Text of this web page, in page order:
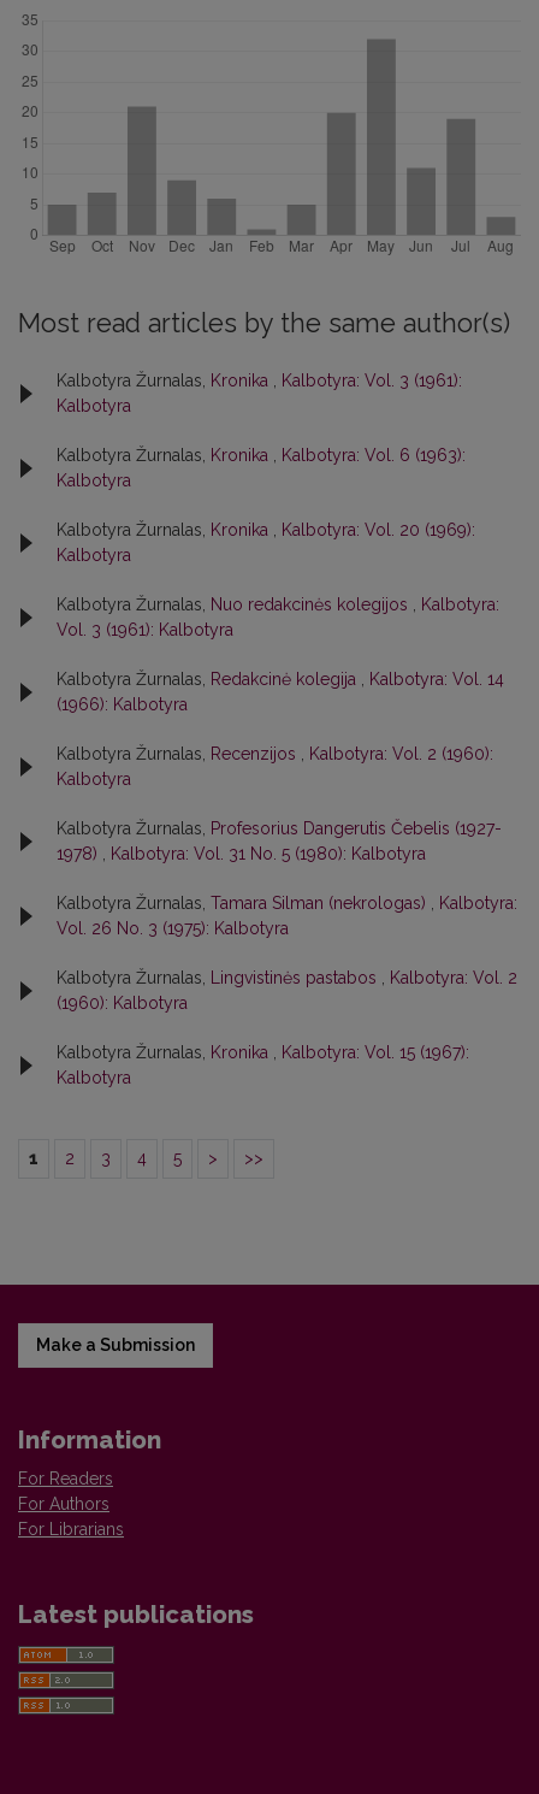
Most read articles by the same author(s)
Kalbotyra Žurnalas, Kronika
Kalbotyra: Vol. 3 (1961):
Kalbotyra
Kalbotyra Žurnalas, Kronika
Kalbotyra: Vol. 6 (1963):
Kalbotyra
Kalbotyra Žurnalas, Kronika
Kalbotyra: Vol. 20 (1969):
Kalbotyra
Kalbotyra Žurnalas, Nuo redakcinės kolegijos
Kalbotyra:
Vol. 3 (1961): Kalbotyra
Kalbotyra Žurnalas, Redakcinė kolegija
Kalbotyra: Vol. 14
(1966): Kalbotyra
Kalbotyra Žurnalas, Recenzijos
Kalbotyra: Vol. 2 (1960):
Kalbotyra
Kalbotyra Žurnalas,
Profesorius Dangerutis Čebelis (1927-
1978)
Kalbotyra: Vol. 31 No. 5 (1980): Kalbotyra
Kalbotyra Žurnalas, Tamara Silman (nekrologas)
Kalbotyra:
Vol. 26 No. 3 (1975): Kalbotyra
Kalbotyra Žurnalas, Lingvistinės pastabos
Kalbotyra: Vol. 2
(1960): Kalbotyra
Kalbotyra Žurnalas, Kronika
Kalbotyra: Vol. 15 (1967):
Kalbotyra
1 2 3 4 5 > >>
Make a Submission
Information
For Readers
For Authors
For Librarians
Latest publications